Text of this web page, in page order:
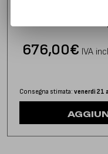
€
676,00 IVA
Consegna stimata: venerdì 21